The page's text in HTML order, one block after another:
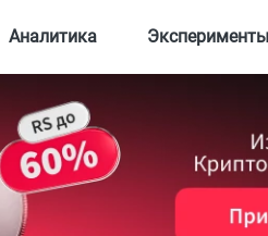
Аналитика Эксперименты